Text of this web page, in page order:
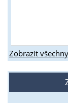
Zobrazit